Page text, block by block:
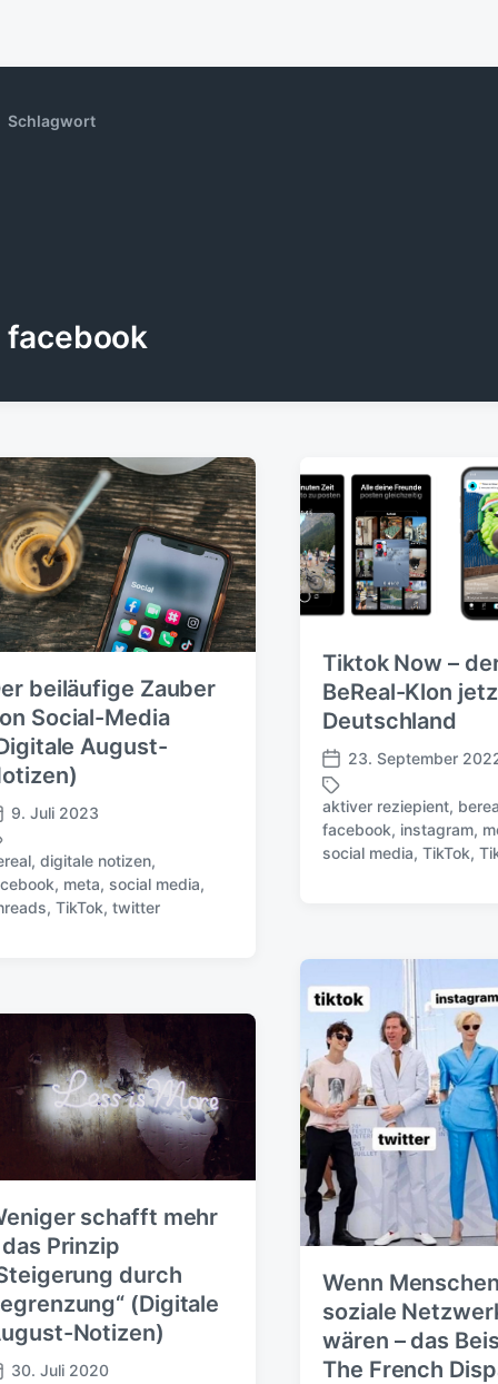
Schlagwort
facebook
beiläufige Zauber
Social-Media
August-
9. Juli 2023
,digitale notizen,
, meta,social media,
,TikTok,twitter
Tiktok Now –
BeReal-Klon
Deutschland
V
e
r
ö
f
t
i
c
h
u
n
g
d
a
t
23. September
S
c
ö
r
t
e
aktiver reziepient,
facebook, instagram,
social media,TikTok,
Wenn Menschen
soziale
wären – das
The French
schafft mehr
das Prinzip
durch
(Digitale
Notizen)
30. Juli 2020